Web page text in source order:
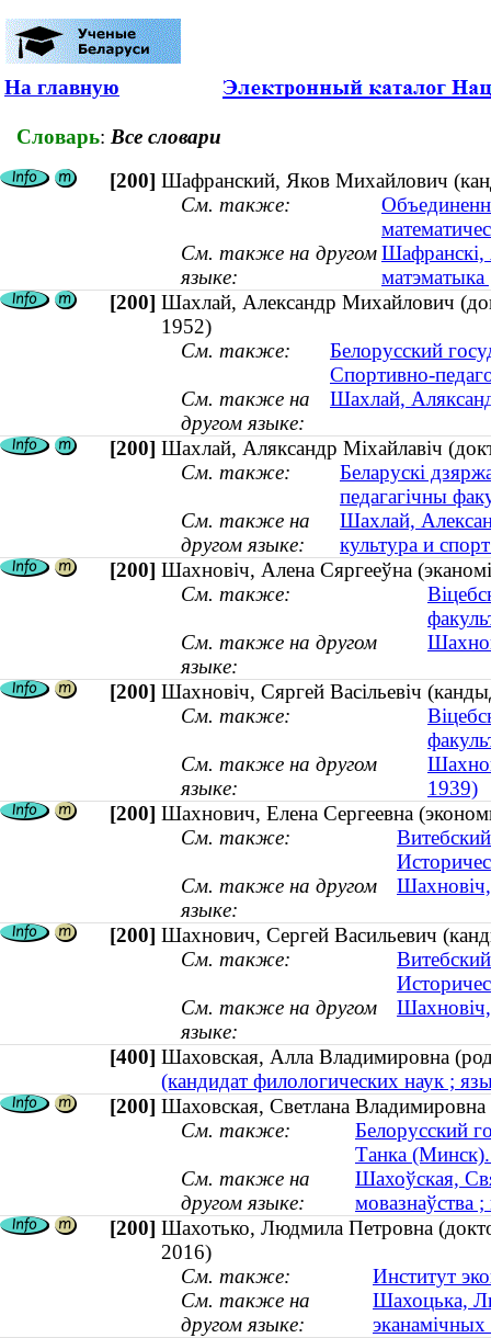
На главную
Словарь: Все словари
[200] Шафранский, Яков Михайлович
См. также:
См. также на другом
языке:
Шафранскі,
[200] Шахлай, Александр Михайлович
1952)
См. также:
Белорусский
Спортивно-
См. также на
другом языке:
Шахлай,
[200] Шахлай, Аляксандр Міхайлавіч
См. также:
Беларускі
педагагічны
См. также на
другом языке:
Шахлай,
культура и
[200] Шахновiч, Алена Сяргееўна
См. также:
См. также на другом
языке:
[200] Шахновіч, Сяргей Васільевіч
См. также:
См. также на другом
языке:
1939)
[200] Шахнович, Елена Сергеевна
См. также:
См. также на другом
языке:
Шахновiч,
[200] Шахнович, Сергей Васильевич
См. также:
См. также на другом
языке:
Шахновіч,
[400] Шаховская, Алла Владимировна
(кандидат филологических наук ;
[200] Шаховская, Светлана
См. также:
Белорусский
Танка (Минск).
См. также на
другом языке:
Шахоўская,
мовазнаўства
[200] Шахотько, Людмила Петровна
2016)
См. также:
Институт
См. также на
другом языке:
Шахоцька,